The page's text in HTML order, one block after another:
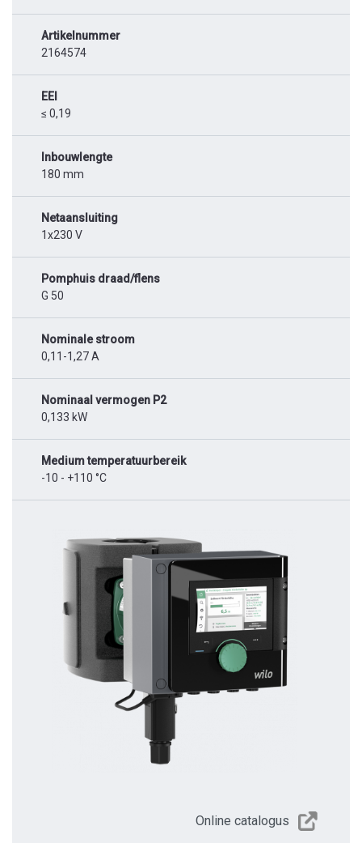
Artikelnummer
2164574
EEI
≤ 0,19
Inbouwlengte
180 mm
Netaansluiting
1x230 V
Pomphuis draad/flens
G 50
Nominale stroom
0,11-1,27 A
Nominaal vermogen P2
0,133 kW
Medium temperatuurbereik
-10 - +110 °C
Online catalogus